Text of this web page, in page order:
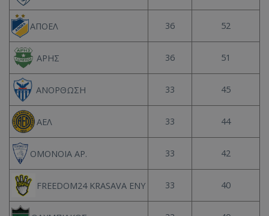
ΑΠΟΕΛ 36 52
ΑΡΗΣ 36 51
ΑΝΟΡΘΩΣΗ 33 45
ΑΕΛ 33 44
ΟΜΟΝΟΙΑ ΑΡ. 33 42
FREEDOM24 KRASAVA ΕΝΥ 33 40